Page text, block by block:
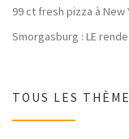
99 ct fresh pizza à New
Smorgasburg : LE
TOUS LES